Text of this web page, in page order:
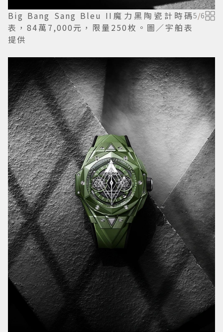
Big Bang Sang Bleu II魔力黑陶瓷計時碼
表，84萬7,000元，限量250枚。圖／宇舶表
提供
5/6